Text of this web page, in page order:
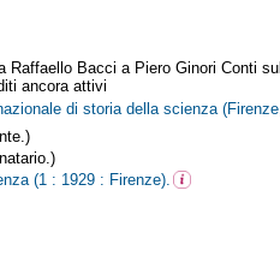
Raffaello Bacci a Piero Ginori Conti
ancora attivi
di storia della scienza
(1 : 1929 : Firenze).